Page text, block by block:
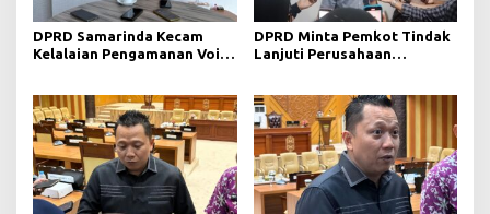
DPRD Samarinda Kecam
Kelalaian Pengamanan Void
DPRD Minta Pemkot Tindak
Lanjuti Perusahaan